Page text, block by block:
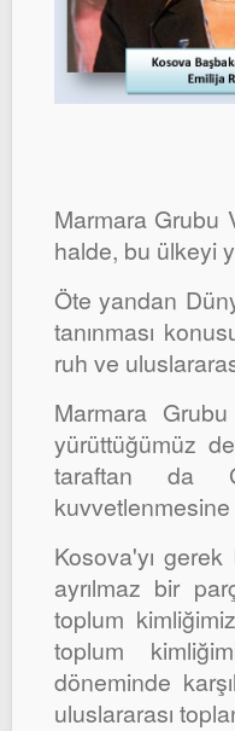
Marmara Grubu
halde, bu ülkeyi
Öte yandan
tanınması
ruh ve
Marmara
yürüttüğümüz
taraftan da
kuvvetlenmesine
Kosova'yı
ayrılmaz bir
toplum
toplum
döneminde
uluslararası